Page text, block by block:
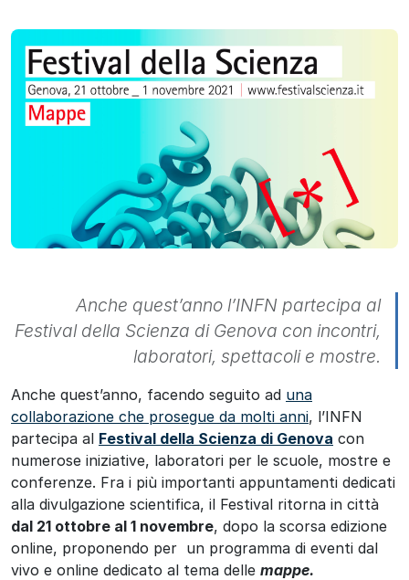
Anche quest’anno l’INFN partecipa al
Festival della Scienza di Genova con incontri,
laboratori, spettacoli e mostre.
Anche quest’anno, facendo seguito ad una
collaborazione che prosegue da molti anni, l’INFN
partecipa al Festival della Scienza di Genova con
numerose iniziative, laboratori per le scuole, mostre e
conferenze. Fra i più importanti appuntamenti dedicati
alla divulgazione scientifica, il Festival ritorna in città
dal 21 ottobre al 1 novembre, dopo la scorsa edizione
online, proponendo per un programma di eventi dal
vivo e online dedicato al tema delle mappe.